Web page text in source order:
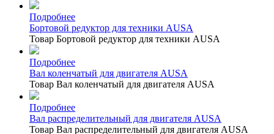
Подробнее
Бортовой редуктор для техники AUSA
Товар Бортовой редуктор для техники AUSA
Подробнее
Вал коленчатый для двигателя AUSA
Товар Вал коленчатый для двигателя AUSA
Подробнее
Вал распределительный для двигателя AUSA
Товар Вал распределительный для двигателя AUSA